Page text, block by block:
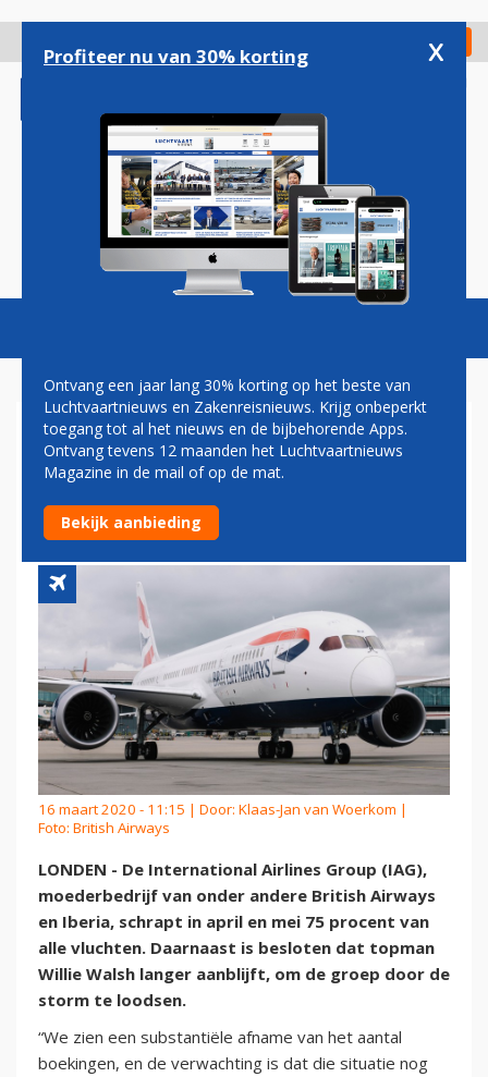
gaan
Check in
Magazine Podcasts Vacatures
IAG SCHRAPT DRIEKWART
VAN ALLE VLUCHTEN,
TOPMAN BLIJFT LANGER
16 maart 2020 - 11:15 | Door: Klaas-Jan van Woerkom |
Foto: British Airways
LONDEN - De International Airlines Group (IAG),
moederbedrijf van onder andere British Airways
en Iberia, schrapt in april en mei 75 procent van
alle vluchten. Daarnaast is besloten dat topman
Willie Walsh langer aanblijft, om de groep door de
storm te loodsen.
“We zien een substantiële afname van het aantal
boekingen, en de verwachting is dat die situatie nog
Profiteer nu van 30% korting x
Ontvang een jaar lang 30% korting op het beste van
Luchtvaartnieuws en Zakenreisnieuws. Krijg onbeperkt
toegang tot al het nieuws en de bijbehorende Apps.
Ontvang tevens 12 maanden het Luchtvaartnieuws
Magazine in de mail of op de mat.
Bekijk aanbieding